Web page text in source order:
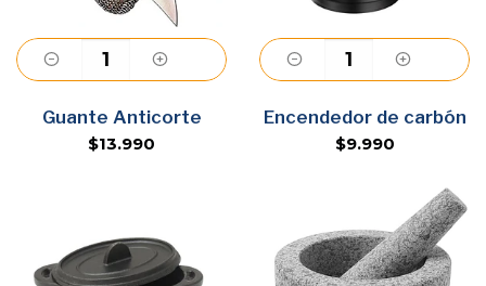
Agregar
Guante Anticorte
$13.990
Agregar
Encendedor de carbón
$9.990